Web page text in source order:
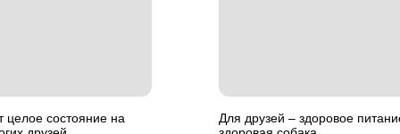
целое состояние на
Для друзей – здоровое